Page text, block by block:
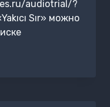
audiotrial/?
Sır» можно